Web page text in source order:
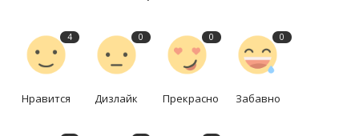
4
Нравится
0
Дизлайк
0
Прекрасно
0
Забавно